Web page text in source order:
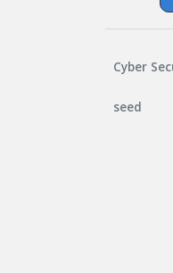
Cyber
seed